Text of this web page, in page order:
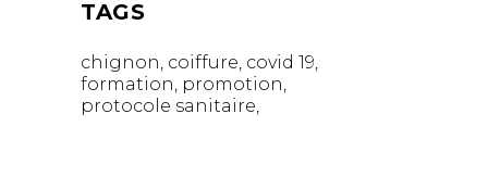
TAGS
chignon coiffure covid 19
formation promotion
protocole sanitaire